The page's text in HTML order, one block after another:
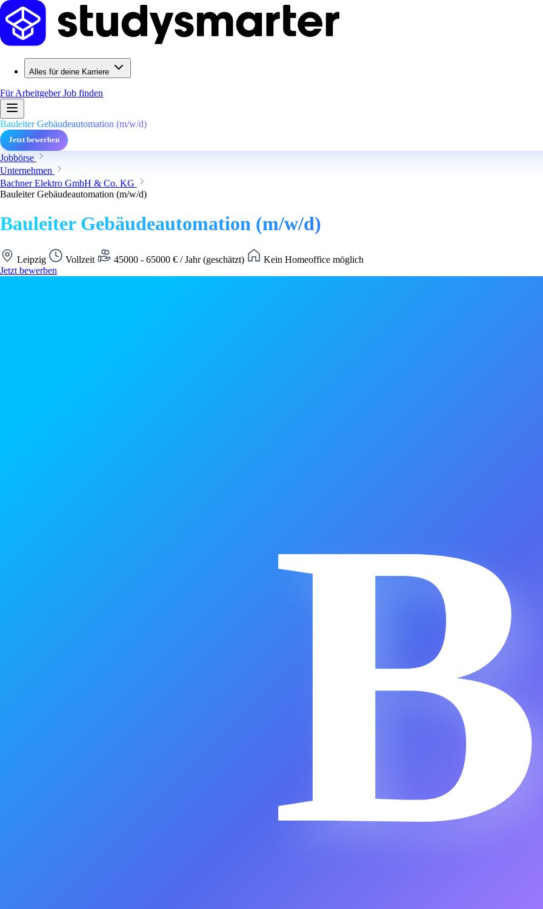
Alles für deine Karriere
Für ArbeitgeberJob finden
Bauleiter Gebäudeautomation (m/w/d)
Jetzt bewerben
Jobbörse
Unternehmen
Bachner Elektro GmbH & Co. KG
Bauleiter Gebäudeautomation (m/w/d)
Bauleiter Gebäudeautomation (m/w/d)
Leipzig Vollzeit 45000 - 65000 € / Jahr (geschätzt)
Kein Homeoffice möglich
Jetzt bewerben
B